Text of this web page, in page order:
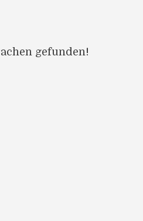
gefunden!